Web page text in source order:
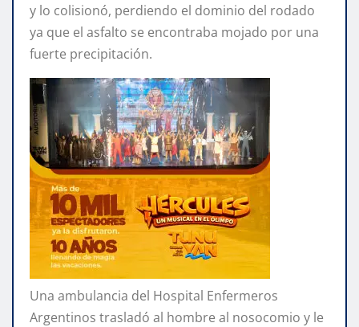
y lo colisionó, perdiendo el dominio del rodado
ya que el asfalto se encontraba mojado por una
fuerte precipitación.
Una ambulancia del Hospital Enfermeros
Argentinos trasladó al hombre al nosocomio y le